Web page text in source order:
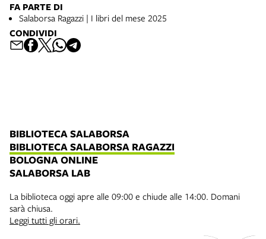
FA PARTE DI
Salaborsa Ragazzi | I libri del mese 2025
CONDIVIDI
BIBLIOTECA SALABORSA
BIBLIOTECA SALABORSA RAGAZZI
BOLOGNA ONLINE
SALABORSA LAB
La biblioteca oggi apre alle 09:00 e chiude alle 14:00. Domani
sarà chiusa.
Leggi tutti gli orari.